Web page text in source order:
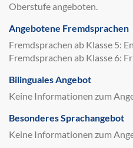
Oberstufe angeboten.
Angebotene Fremdsprachen
Fremdsprachen ab Klasse 5:
Fremdsprachen ab Klasse 6:
Bilinguales Angebot
Keine Informationen zum
Besonderes Sprachangebot
Keine Informationen zum